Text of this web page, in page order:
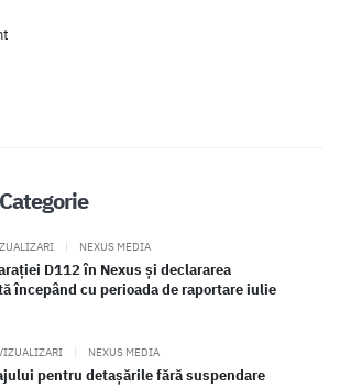
| NEXUS MEDIA
D112 în Nexus și declararea
începând cu perioada de raportare iulie
| NEXUS MEDIA
pentru detașările fără suspendare